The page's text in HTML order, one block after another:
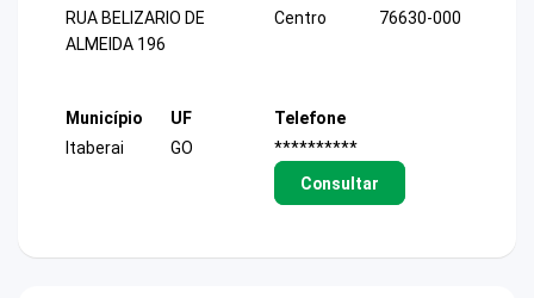
RUA BELIZARIO DE
ALMEIDA 196
Centro
76630-000
Município
Itaberai
UF
GO
Telefone
**********
Consultar